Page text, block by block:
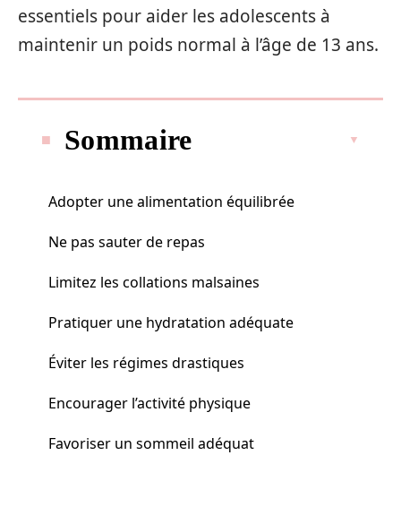
essentiels pour aider les adolescents à
maintenir un poids normal à l’âge de 13 ans.
Sommaire
Adopter une alimentation équilibrée
Ne pas sauter de repas
Limitez les collations malsaines
Pratiquer une hydratation adéquate
Éviter les régimes drastiques
Encourager l’activité physique
Favoriser un sommeil adéquat